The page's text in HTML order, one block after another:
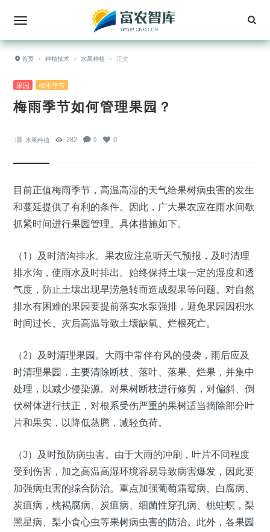
首页 › 种植技术 › 水果种植 › 正文
果园 梅雨季节
梅雨季节如何管理果园？
水果种植 282 0 0
目前正值梅雨季节，高温高湿的天气给果树病虫害的发生
和蔓延提供了有利的条件。因此，广大果农应在雨水间歇
抓紧时间进行果园管理。具体措施如下。
（1）及时清沟排水。果农应注意听天气预报，及时清理
排水沟，使雨水及时排出。始终保持土壤一定的湿度和透
气度，防止土壤出现旱涝急转而造成裂果等问题。对自然
排水有困难的果园要提前落实水泵强排，避免果园因积水
时间过长、灾后高温导致土壤缺氧、烂根死亡。
（2）及时清理果园。大雨中常伴有风的侵袭，雨后应及
时清理果园，主要清除断枝、落叶、落果、烂果，并集中
处理，以减少侵染源。对果树断枝进行修剪，对偏斜、倒
伏树体进行扶正，对根系受伤严重的果树适当摘除部分叶
片和果实，以降低蒸腾，减轻负荷。
（3）及时预防病虫害。由于大雨的冲刷，叶片不同程度
受到伤害，加之高温高湿环境容易导致病害爆发，因此要
加强病虫害的综合防治。重点加强葡萄霜霉病、白腐病、
炭疽病，桃褐腐病、炭疽病、细菌性穿孔病、桃蛀螟，梨
黑星病、梨小食心虫等果树病虫害的防治。此外，各果园